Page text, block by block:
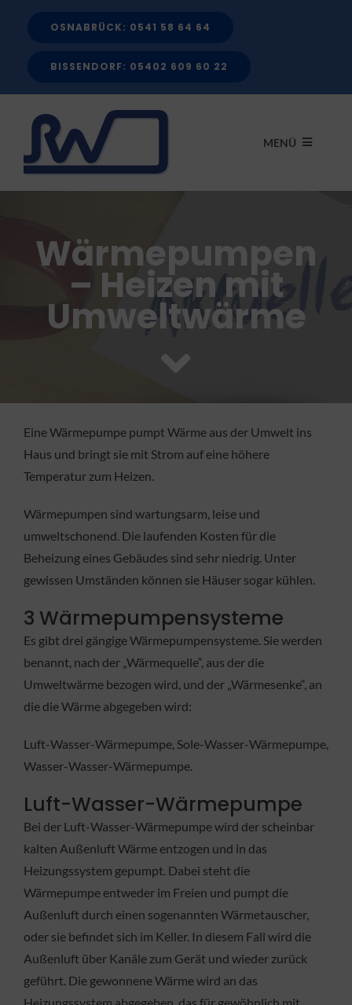
OSNABRÜCK: 0541 58 64 64
BISSENDORF: 05402 609 60 22
MENÜ
LEISTUNGEN
FÖRDERMITTEL
FACHBETRIEB
KONTAKT
Wärmepumpen
– Heizen mit
Umweltwärme
Eine Wärmepumpe pumpt Wärme aus der Umwelt ins
Haus und bringt sie mit Strom auf eine höhere
Temperatur zum Heizen.
Wärmepumpen sind wartungsarm, leise und
umweltschonend. Die laufenden Kosten für die
Beheizung eines Gebäudes sind sehr niedrig. Unter
gewissen Umständen können sie Häuser sogar kühlen.
3 Wärmepumpensysteme
Es gibt drei gängige Wärmepumpensysteme. Sie werden
benannt, nach der „Wärmequelle“, aus der die
Umweltwärme bezogen wird, und der „Wärmesenke“, an
die die Wärme abgegeben wird:
Luft-Wasser-Wärmepumpe, Sole-Wasser-Wärmepumpe,
Wasser-Wasser-Wärmepumpe.
Luft-Wasser-Wärmepumpe
Bei der Luft-Wasser-Wärmepumpe wird der scheinbar
kalten Außenluft Wärme entzogen und in das
Heizungssystem gepumpt. Dabei steht die
Wärmepumpe entweder im Freien und pumpt die
Außenluft durch einen sogenannten Wärmetauscher,
oder sie befindet sich im Keller. In diesem Fall wird die
Außenluft über Kanäle zum Gerät und wieder zurück
geführt. Die gewonnene Wärme wird an das